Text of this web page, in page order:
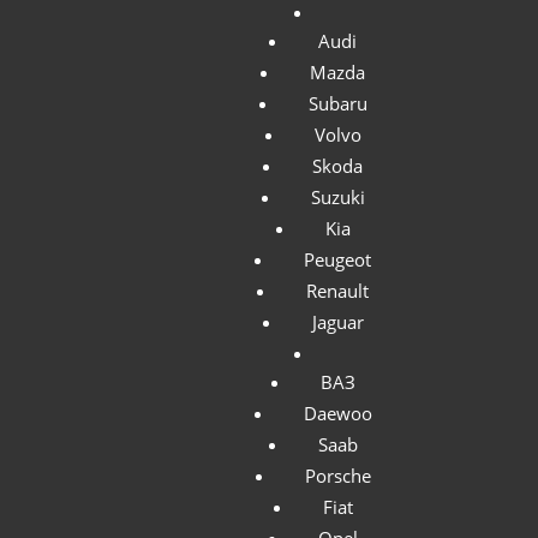
Audi
Mazda
Subaru
Volvo
Skoda
Suzuki
Kia
Peugeot
Renault
Jaguar
ВАЗ
Daewoo
Saab
Porsche
Fiat
ЕСТЬ ВОПРОСЫ?
МЫ ВАМ ПЕРЕЗВОНИМ В ТЕЧЕНИИ
А ПРИЕДЕМ УЖЕ С
НАЛИЧНЫМИ